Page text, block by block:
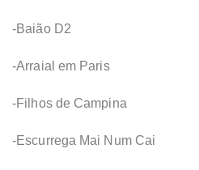
-Baião D2
-Arraial em Paris
-Filhos de Campina
-Escurrega Mai Num Cai